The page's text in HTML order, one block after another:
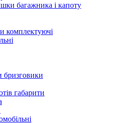
багажника і капоту
комплектуючі
бризговики
габарити